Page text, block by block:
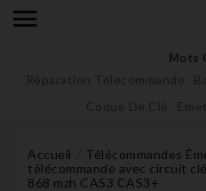
Mots
Réparation Télecommande
Coque De Clé
Accueil
Télécommandes
télécommande avec circuit
868 mzh CAS3 CAS3+